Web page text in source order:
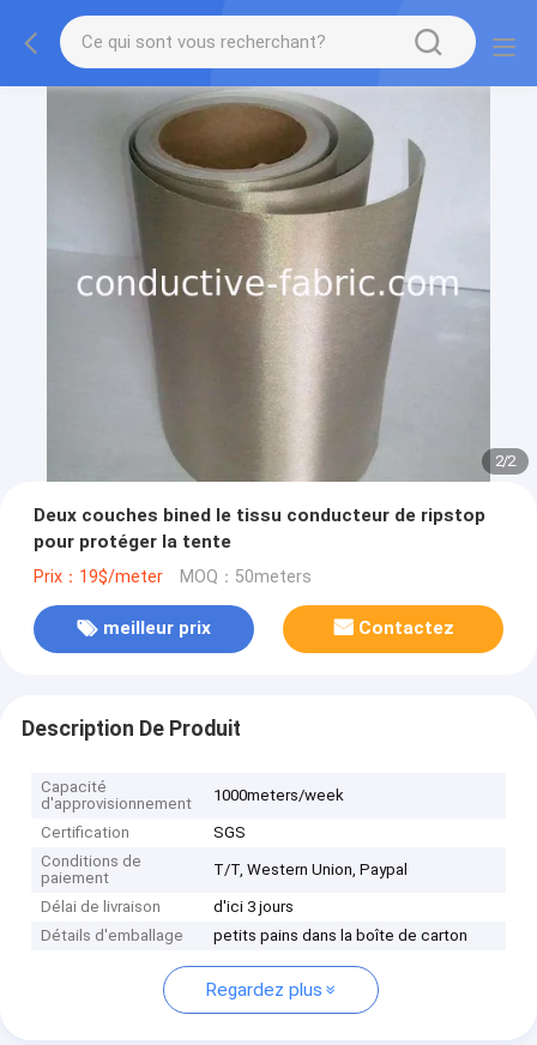
2/2
Deux couches bined le tissu conducteur de ripstop
pour protéger la tente
Prix：19$/meter MOQ：50meters
meilleur prix Contactez
Description De Produit
Capacité
d'approvisionnement
1000meters/week
Certification
SGS
Conditions de
paiement
T/T, Western Union, Paypal
Délai de livraison
d'ici 3 jours
Détails d'emballage
petits pains dans la boîte de carton
Regardez plus